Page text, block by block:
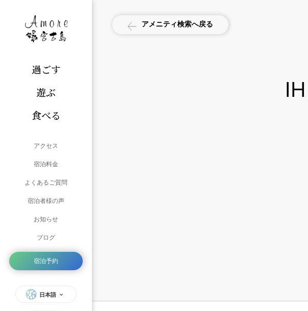
過ごす
遊ぶ
食べる
アクセス
宿泊料金
よくあるご質問
宿泊者様の声
お知らせ
ブログ
宿泊予約
日本語
アメニティ検索へ戻る